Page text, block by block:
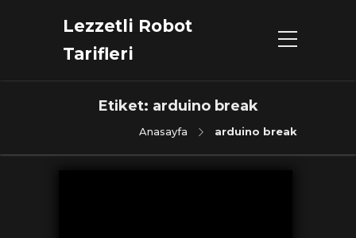
Lezzetli Robot
Tarifleri
Etiket: arduino break
Anasayfa arduino break